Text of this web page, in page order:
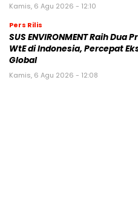
Kamis, 6 Agu 2026 - 12:10
Pers Rilis
SUS ENVIRONMENT Raih Dua
WtE di Indonesia, Percepat
Global
Kamis, 6 Agu 2026 - 12:08